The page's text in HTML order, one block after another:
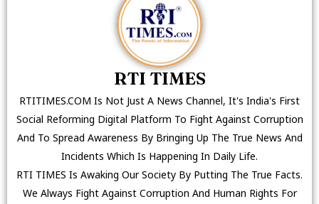
RTI TIMES
RTITIMES.COM Is Not Just A News Channel, It's India's First
Social Reforming Digital Platform To Fight Against Corruption
And To Spread Awareness By Bringing Up The True News And
Incidents Which Is Happening In Daily Life.
RTI TIMES Is Awaking Our Society By Putting The True Facts.
We Always Fight Against Corruption And Human Rights For